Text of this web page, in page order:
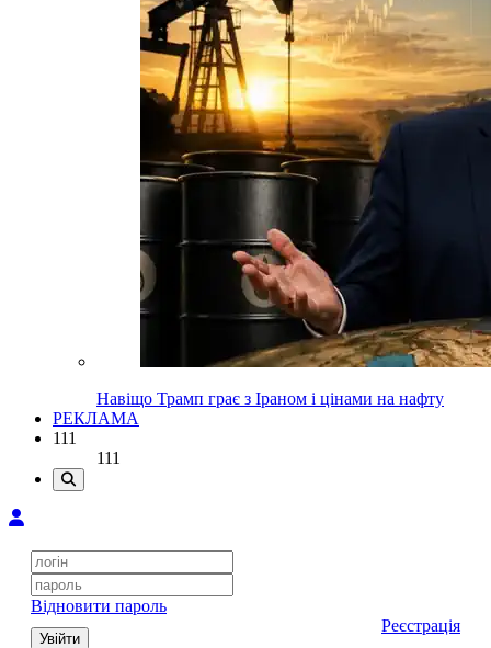
Навіщо Трамп грає з Іраном і цінами на нафту
РЕКЛАМА
111
111
Відновити пароль
Увійти
Реєстрація